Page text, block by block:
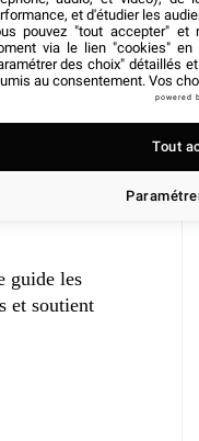
imprimerie en
guide les
et soutient
et d'étudier les
pouvez "tout accepter" et
via le lien "cookies" en
des choix" détaillés
au consentement. Vos
powered
Tout